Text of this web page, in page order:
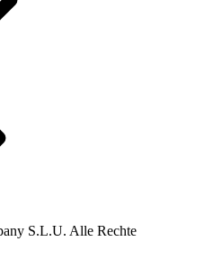
S.L.U. Alle Rechte